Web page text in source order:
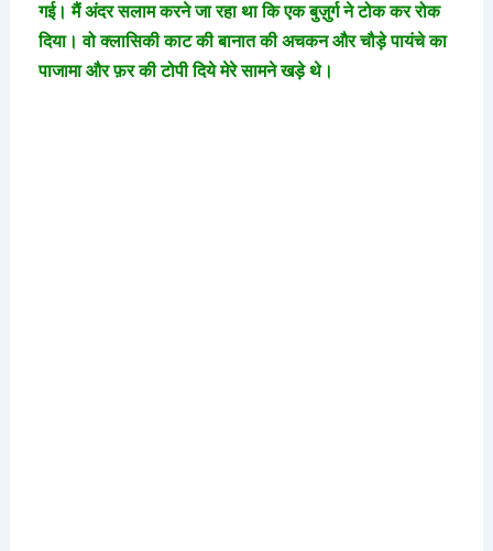
गई। मैं अंदर सलाम करने जा रहा था कि एक बुज़ुर्ग ने टोक कर रोक
दिया। वो क्लासिकी काट की बानात की अचकन और चौड़े पायंचे का
पाजामा और फ़र की टोपी दिये मेरे सामने खड़े थे।